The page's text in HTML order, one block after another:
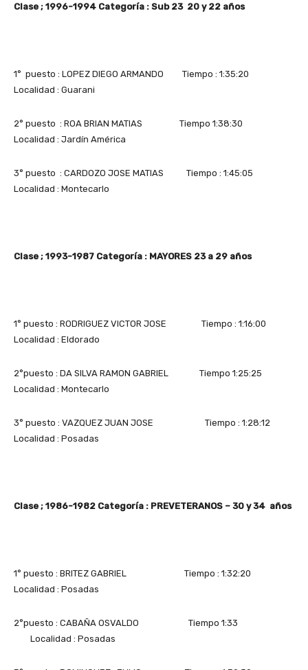
Clase ; 1996-1994 Categoría : Sub 23 20 y 22 años
1° puesto : LOPEZ DIEGO ARMANDO Tiempo : 1:35:20
Localidad : Guarani
2° puesto : ROA BRIAN MATIAS Tiempo 1:38:30
Localidad : Jardín América
3° puesto : CARDOZO JOSE MATIAS Tiempo : 1:45:05
Localidad : Montecarlo
Clase ; 1993-1987 Categoría : MAYORES 23 a 29 años
1° puesto : RODRIGUEZ VICTOR JOSE Tiempo : 1:16:00
Localidad : Eldorado
2°puesto : DA SILVA RAMON GABRIEL Tiempo 1:25:25
Localidad : Montecarlo
3° puesto : VAZQUEZ JUAN JOSE Tiempo : 1:28:12
Localidad : Posadas
Clase ; 1986-1982 Categoría : PREVETERANOS – 30 y 34 años
1° puesto : BRITEZ GABRIEL Tiempo : 1:32:20
Localidad : Posadas
2°puesto : CABAÑA OSVALDO Tiempo 1:33
Localidad : Posadas